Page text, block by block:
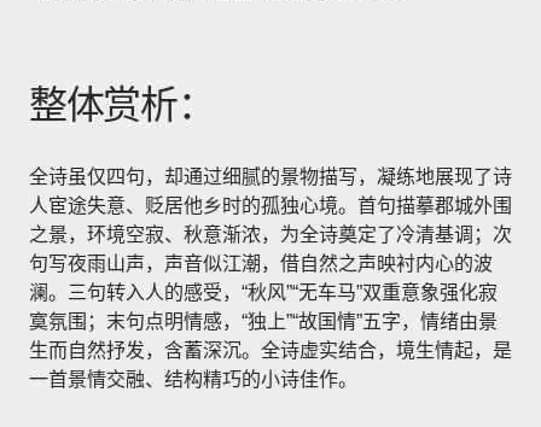
整体赏析：
全诗虽仅四句，却通过细腻的景物描写，凝练地展现了诗
人宦途失意、贬居他乡时的孤独心境。首句描摹郡城外围
之景，环境空寂、秋意渐浓，为全诗奠定了冷清基调；次
句写夜雨山声，声音似江潮，借自然之声映衬内心的波
澜。三句转入人的感受，“秋风”“无车马”双重意象强化寂
寞氛围；末句点明情感，“独上”“故国情”五字，情绪由景
生而自然抒发，含蓄深沉。全诗虚实结合，境生情起，是
一首景情交融、结构精巧的小诗佳作。